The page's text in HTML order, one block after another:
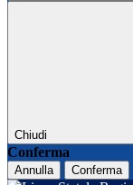
Chiudi
Conferma
Annulla Conferma